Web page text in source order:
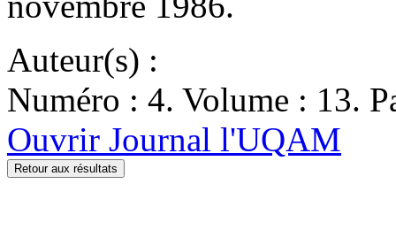
Auteur(s) :
Numéro : 4. Volume : 13.
Ouvrir Journal l'UQAM
Retour aux résultats